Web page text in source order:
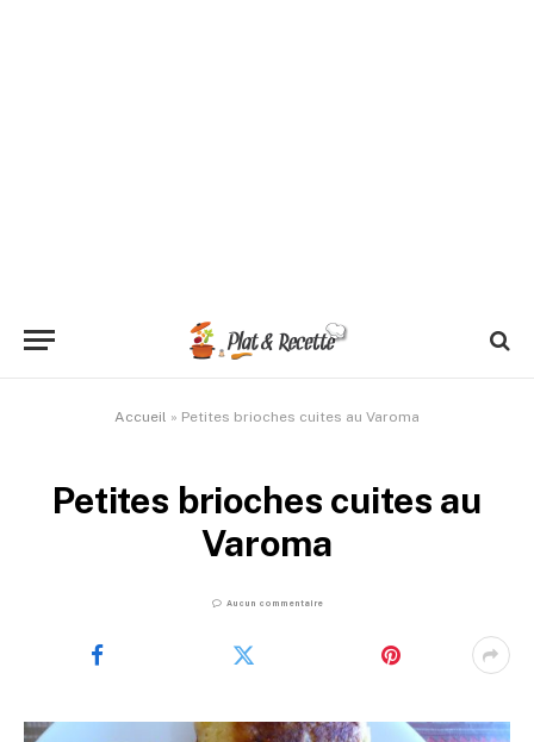
Accueil » Petites brioches cuites au Varoma
Petites brioches cuites au
Varoma
Aucun commentaire